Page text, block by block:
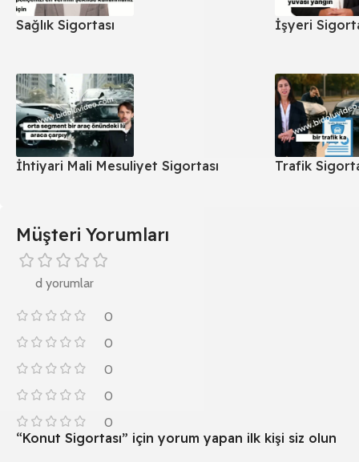
Sağlık Sigortası İşyeri
İhtiyari Mali Mesuliyet Sigortası Trafik
Müşteri Yorumları
d yorumlar
0
0
0
0
0
“Konut Sigortası” için yorum yapan ilk kişi siz olun